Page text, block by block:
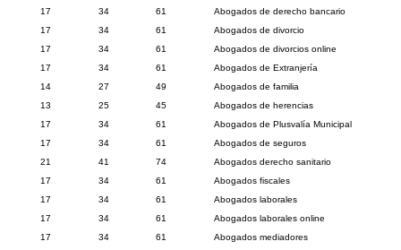
17
34 61
Abogados de derecho bancario
17
34 61
Abogados de divorcio
17
34 61
Abogados de divorcios online
17
34 61
Abogados de Extranjería
14
27 49
Abogados de familia
13
25 45
Abogados de herencias
17
34 61
Abogados de Plusvalía Municipal
17
34 61
Abogados de seguros
21
41 74
Abogados derecho sanitario
17
34 61
Abogados fiscales
17
34 61
Abogados laborales
17
34 61
Abogados laborales online
17
34 61
Abogados mediadores